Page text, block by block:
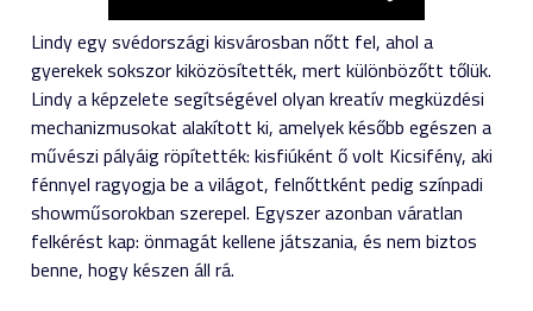
Lindy egy svédországi kisvárosban nőtt fel, ahol a
gyerekek sokszor kiközösítették, mert különbözőtt tőlük.
Lindy a képzelete segítségével olyan kreatív megküzdési
mechanizmusokat alakított ki, amelyek később egészen a
művészi pályáig röpítették: kisfiúként ő volt Kicsifény, aki
fénnyel ragyogja be a világot, felnőttként pedig színpadi
showműsorokban szerepel. Egyszer azonban váratlan
felkérést kap: önmagát kellene játszania, és nem biztos
benne, hogy készen áll rá.